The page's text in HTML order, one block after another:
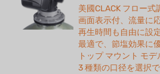
美國CLACK フロー式
画面表示付、流量に
再生時間も自由に設
最適で、節塩効果に
トップ マウント モ
3 種類の口径を選択で